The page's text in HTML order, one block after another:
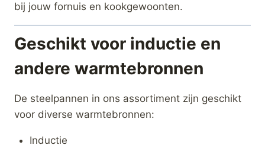
bij jouw fornuis en kookgewoonten.
Geschikt voor inductie en
andere warmtebronnen
De steelpannen in ons assortiment zijn geschikt
voor diverse warmtebronnen:
Inductie